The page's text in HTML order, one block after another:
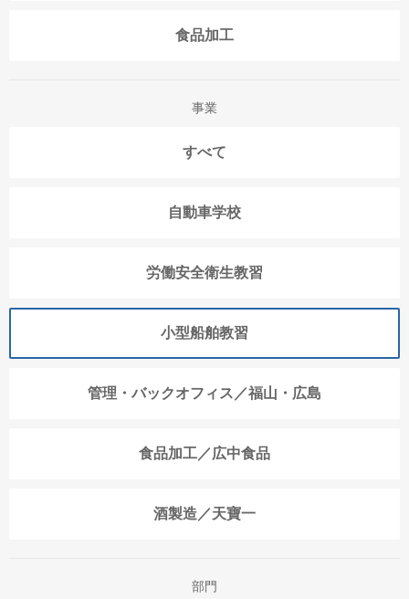
食品加工
事業
すべて
自動車学校
労働安全衛生教習
小型船舶教習
管理・バックオフィス／福山・広島
食品加工／広中食品
酒製造／天寶一
部門